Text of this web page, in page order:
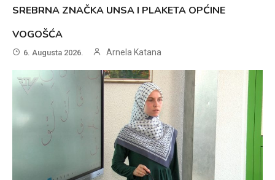
SREBRNA ZNAČKA UNSA I PLAKETA OPĆINE
VOGOŠĆA
6. Augusta 2026. Arnela Katana